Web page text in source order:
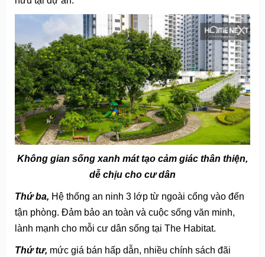
Không gian sống xanh mát tạo cảm giác thân thiện,
dễ chịu cho cư dân
Thứ ba, Hệ thống an ninh 3 lớp từ ngoài cổng vào đến
tận phòng. Đảm bảo an toàn và cuộc sống văn minh,
lành mạnh cho mỗi cư dân sống tại The Habitat.
Thứ tư, mức giá bán hấp dẫn, nhiều chính sách đãi